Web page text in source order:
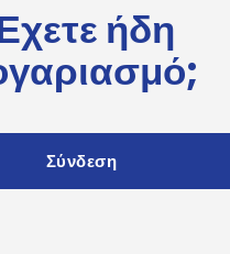
ήδη
Σύνδεση